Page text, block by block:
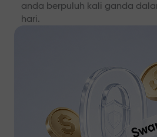
anda berpuluh kali ganda
hari.